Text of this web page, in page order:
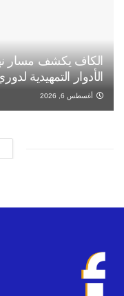
الكاف يكشف مسار
الأدوار التمهيدية
أغسطس 6, 2026